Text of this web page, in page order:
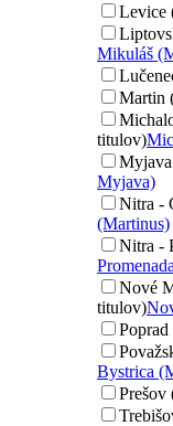
Levice
Mikuláš
Martin
titulov)
Myjava)
Nitra -
(Martinus)
Nitra -
Nové
titulov)
Bystrica
Prešov